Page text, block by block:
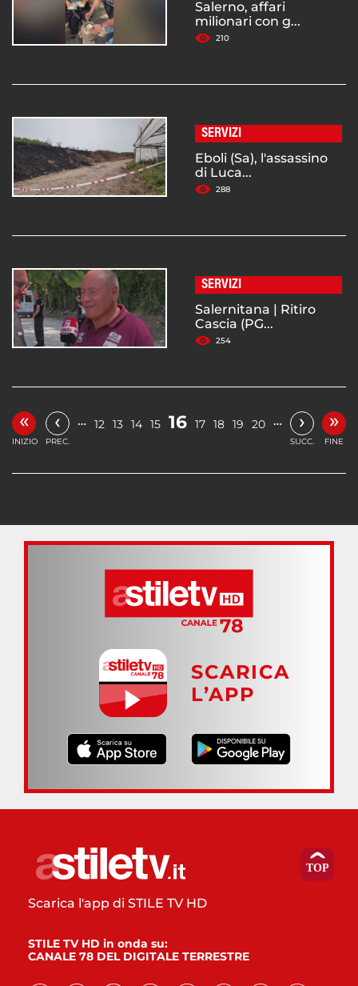
Salerno, affari
milionari con g...
210
SERVIZI
Eboli (Sa), l'assassino
di Luca...
288
SERVIZI
Salernitana | Ritiro
Cascia (PG...
254
«
INIZIO
‹
PREC.
… 12 13 14 15 16 17 18 19 20 … ›
SUCC.
»
FINE
SCARICA
L’APP
Scarica l'app di STILE TV HD
STILE TV HD in onda su:
CANALE 78 DEL DIGITALE TERRESTRE